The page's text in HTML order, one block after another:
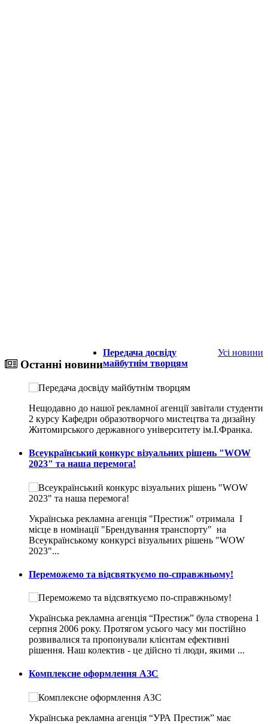
Останні новини
Усі новини
Передача досвіду
майбутнім творцям
Нещодавно до нашої рекламної агенції завітали студенти
2 курсу Кафедри образотворчого мистецтва та дизайну
Житомирського державного університету ім.І.Франка.
Всеукраїнський конкурс візуальних рішень "WOW
2023" та наша перемога!
Українська рекламна агенція "Престиж" отримала I
місце в номінації "Брендування транспорту" на
Всеукраїнському конкурсі візуальних рішень "WOW
2023"...
Переможемо та відсвяткуємо по-справжньому!
Українська рекламна агенція “Престиж” була створена 1
серпня 2006 року. Протягом усього часу ми постійно
розвивалися та пропонували клієнтам ефективні
рішення. Наш колектив - це дійсно ті люди, якими ...
Комплексне оформлення АЗС
Українська рекламна агенція “УРА Престиж” має